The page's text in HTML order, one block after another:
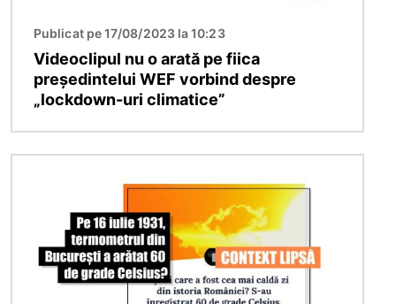
Publicat pe 17/08/2023 la 10:23
Videoclipul nu o arată pe fiica
președintelui WEF vorbind despre
„lockdown-uri climatice”